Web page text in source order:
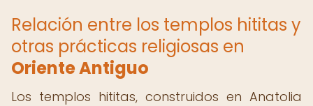
Relación entre los templos hititas y
otras prácticas religiosas en
Oriente Antiguo
Los templos hititas, construidos en Anatolia